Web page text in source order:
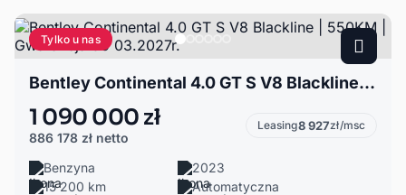
Tylko u nas
Bentley Continental 4.0 GT S V8 Blackline | 550KM | Gwarancja do 03.2027r.
1 090 000 zł
886 178 zł netto
Leasing8 927zł/msc
Benzyna
2023
15 200 km
Automatyczna